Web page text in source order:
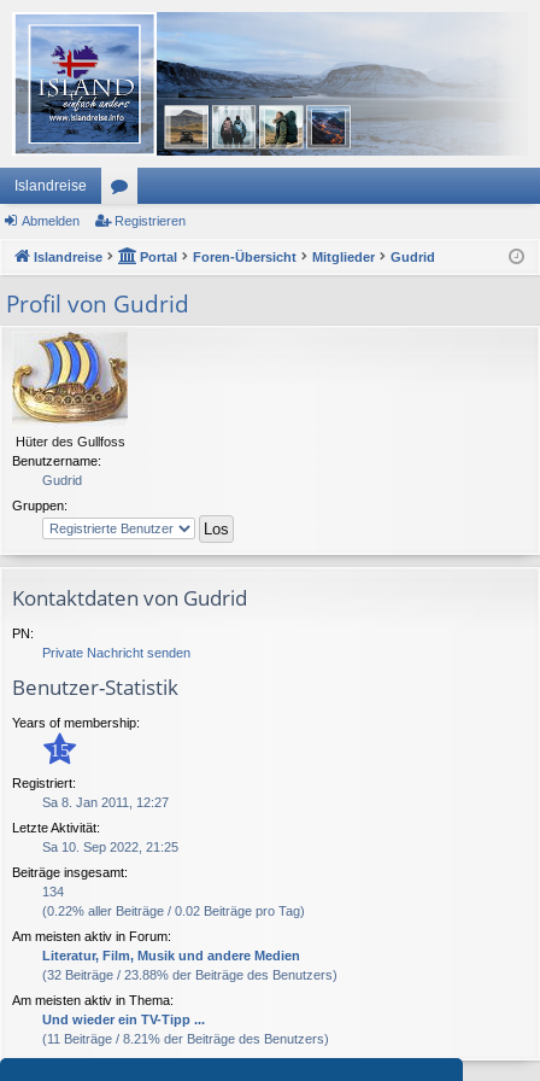
Islandreise
or
en
Abmelden Registrieren
Islandreise Portal Foren-Übersicht Mitglieder Gudrid
Profil von Gudrid
Hüter des Gullfoss
Benutzername:
Gudrid
Gruppen:
Kontaktdaten von Gudrid
PN:
Private Nachricht senden
Benutzer-Statistik
Years of membership:
15
Registriert:
Sa 8. Jan 2011, 12:27
Letzte Aktivität:
Sa 10. Sep 2022, 21:25
Beiträge insgesamt:
134
(0.22% aller Beiträge / 0.02 Beiträge pro Tag)
Am meisten aktiv in Forum:
Literatur, Film, Musik und andere Medien
(32 Beiträge / 23.88% der Beiträge des Benutzers)
Am meisten aktiv in Thema:
Und wieder ein TV-Tipp ...
(11 Beiträge / 8.21% der Beiträge des Benutzers)